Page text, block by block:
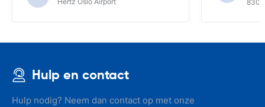
8300
Hulp en contact
Hulp nodig? Neem dan contact op met onze